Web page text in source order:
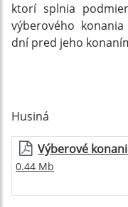
ktorí splnia
výberového
dní pred jeho
Husiná
Výberové
0.44 Mb